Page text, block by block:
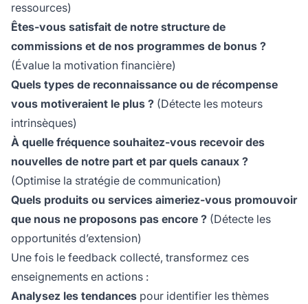
ressources)
Êtes-vous satisfait de notre structure de
commissions et de nos programmes de bonus ?
(Évalue la motivation financière)
Quels types de reconnaissance ou de récompense
vous motiveraient le plus ? (Détecte les moteurs
intrinsèques)
À quelle fréquence souhaitez-vous recevoir des
nouvelles de notre part et par quels canaux ?
(Optimise la stratégie de communication)
Quels produits ou services aimeriez-vous promouvoir
que nous ne proposons pas encore ? (Détecte les
opportunités d’extension)
Une fois le feedback collecté, transformez ces
enseignements en actions :
Analysez les tendances pour identifier les thèmes